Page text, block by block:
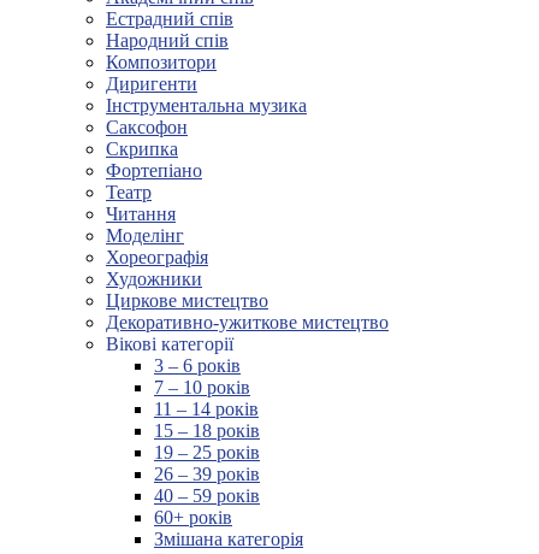
Естрадний спів
Народний спів
Композитори
Диригенти
Інструментальна музика
Саксофон
Скрипка
Фортепіано
Театр
Читання
Моделінг
Хореографія
Художники
Циркове мистецтво
Декоративно-ужиткове мистецтво
Вікові категорії
3 – 6 років
7 – 10 років
11 – 14 років
15 – 18 років
19 – 25 років
26 – 39 років
40 – 59 років
60+ років
Змішана категорія